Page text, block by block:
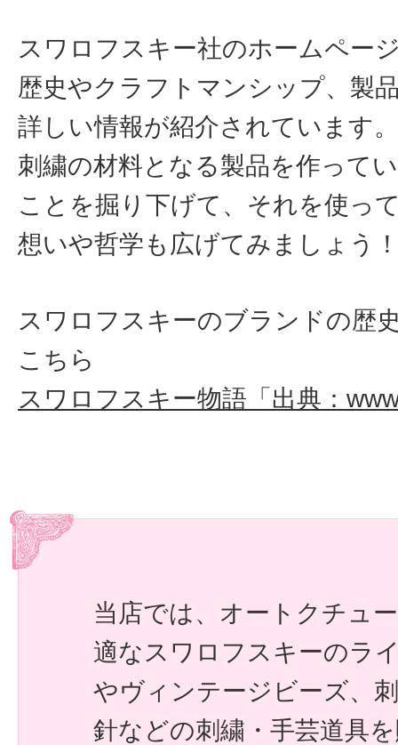
スワロフスキー社のホームペー
歴史やクラフトマンシップ、製
詳しい情報が紹介されています。
刺繍の材料となる製品を作って
ことを掘り下げて、それを使っ
想いや哲学も広げてみましょう
スワロフスキーのブランドの歴
こちら
スワロフスキー物語「出典：
当店では、オートクチュ
適なスワロフスキーのラ
やヴィンテージビーズ、
針などの刺繍・手芸道具